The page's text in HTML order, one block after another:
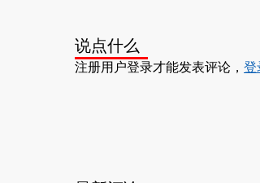
说点什么
注册用户登录才能发表评论， 登